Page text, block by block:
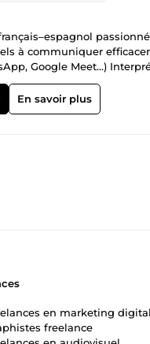
à communiquer
Google Meet…)
et de l’espagnol
dans tous vos
En savoir plus
en marketing digital
freelance